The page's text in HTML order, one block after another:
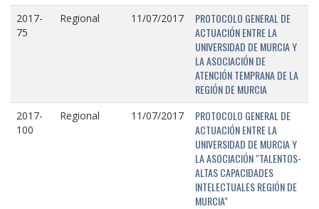
2017-
75
Regional 11/07/2017
PROTOCOLO GENERAL DE
ACTUACIÓN ENTRE LA
UNIVERSIDAD DE MURCIA Y
LA ASOCIACIÓN DE
ATENCIÓN TEMPRANA DE LA
REGIÓN DE MURCIA
2017-
100
Regional 11/07/2017
PROTOCOLO GENERAL DE
ACTUACIÓN ENTRE LA
UNIVERSIDAD DE MURCIA Y
LA ASOCIACIÓN "TALENTOS-
ALTAS CAPACIDADES
INTELECTUALES REGIÓN DE
MURCIA"